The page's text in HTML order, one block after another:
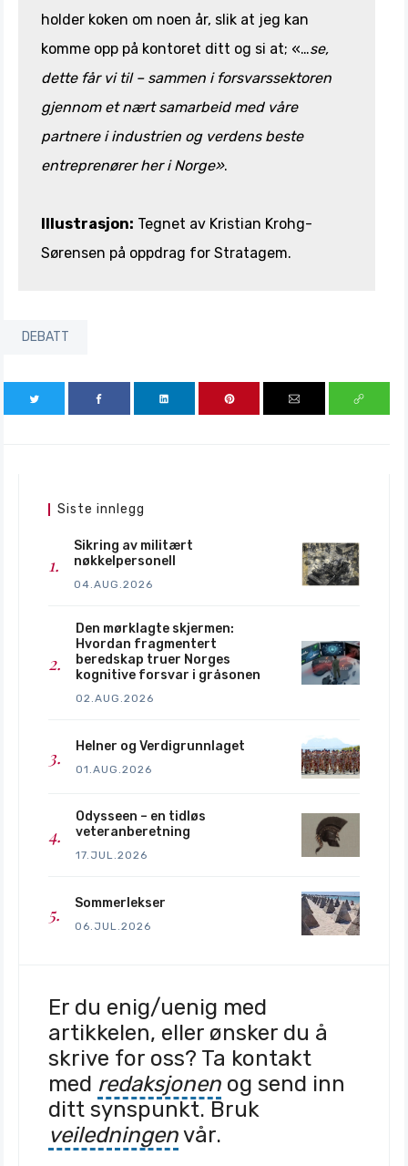
holder koken om noen år, slik at jeg kan
komme opp på kontoret ditt og si at; «…se,
dette får vi til – sammen i forsvarssektoren
gjennom et nært samarbeid med våre
partnere i industrien og verdens beste
entreprenører her i Norge».
Illustrasjon: Tegnet av Kristian Krohg-
Sørensen på oppdrag for Stratagem.
DEBATT
Siste innlegg
Sikring av militært
nøkkelpersonell
04.AUG.2026
Den mørklagte skjermen:
Hvordan fragmentert
beredskap truer Norges
kognitive forsvar i gråsonen
02.AUG.2026
Helner og Verdigrunnlaget
01.AUG.2026
Odysseen – en tidløs
veteranberetning
17.JUL.2026
Sommerlekser
06.JUL.2026
Er du enig/uenig med
artikkelen, eller ønsker du å
skrive for oss? Ta kontakt
med redaksjonen og send inn
ditt synspunkt. Bruk
veiledningenvår.